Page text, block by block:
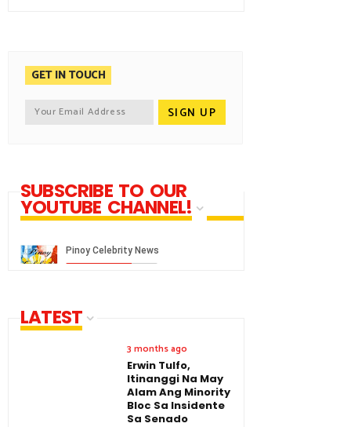
GET IN TOUCH
SUBSCRIBE TO OUR
YOUTUBE CHANNEL!
LATEST
3 months ago
Erwin Tulfo,
Itinanggi Na May
Alam Ang Minority
Bloc Sa Insidente
Sa Senado